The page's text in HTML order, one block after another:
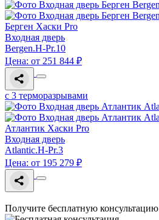
Берген Хаски Pro
Входная дверь
Bergen.H-Pr.10
Цена: от 251 844 ₽
с 3 терморазрывами
Атлантик Хаски Pro
Входная дверь
Atlantic.H-Pr.3
Цена: от 195 279 ₽
Получите бесплатную консультацию